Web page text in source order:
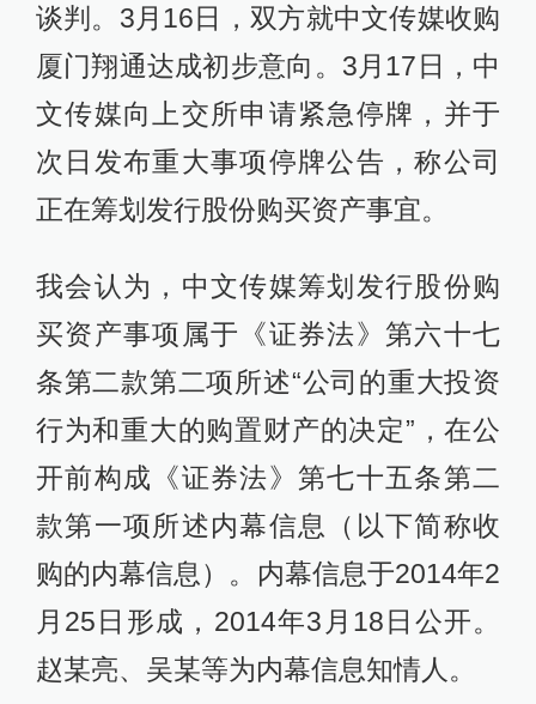
谈判。3月16日，双方就中文传媒收购
厦门翔通达成初步意向。3月17日，中
文传媒向上交所申请紧急停牌，并于
次日发布重大事项停牌公告，称公司
正在筹划发行股份购买资产事宜。
我会认为，中文传媒筹划发行股份购
买资产事项属于《证券法》第六十七
条第二款第二项所述“公司的重大投资
行为和重大的购置财产的决定”，在公
开前构成《证券法》第七十五条第二
款第一项所述内幕信息（以下简称收
购的内幕信息）。内幕信息于2014年2
月25日形成，2014年3月18日公开。
赵某亮、吴某等为内幕信息知情人。